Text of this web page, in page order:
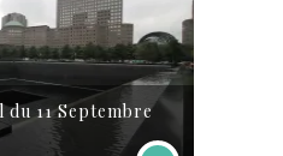
11 Septembre